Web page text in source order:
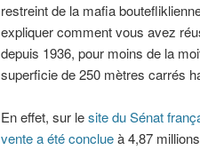
restreint de la mafia
expliquer comment vous avez
depuis 1936, pour moins de la
superficie de 250 mètres carrés
En effet, sur lesite du Sénat
vente a été conclueà 4,87 millions